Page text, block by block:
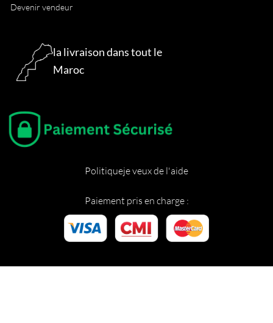
Devenir vendeur
la livraison dans tout le
Maroc
Paiement pris en charge :
Politiqueje veux de l'aide